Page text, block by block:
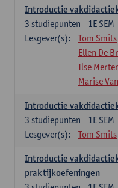
Introductie
1E SEM
3 studiepunten
Lesgever(s):
Tom Smits
Ellen De
Ilse
Marise
Introductie
1E SEM
3 studiepunten
Lesgever(s):
Tom Smits
Introductie
praktijkoefeningen